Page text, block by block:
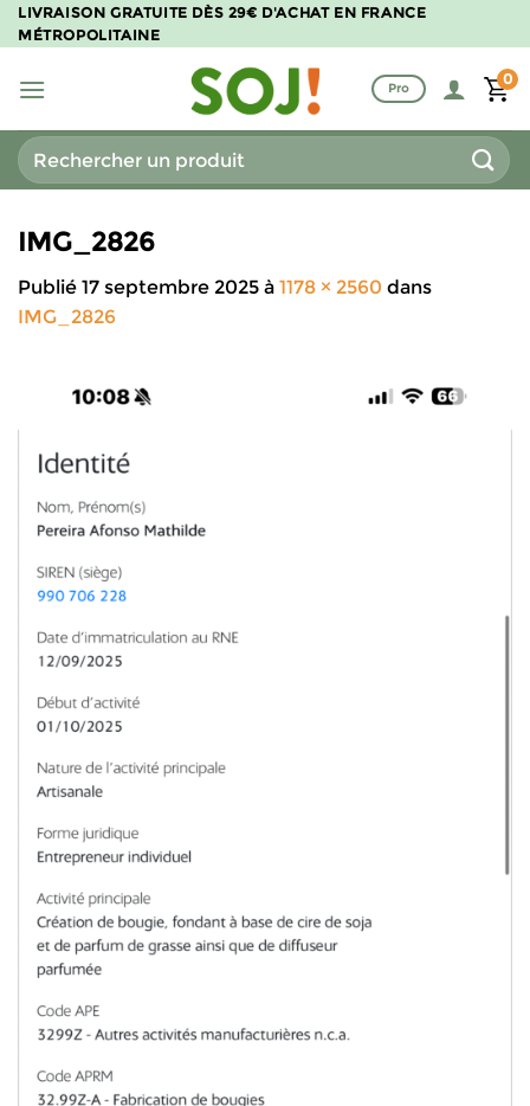
Passer
au
LIVRAISON GRATUITE DÈS 29€ D'ACHAT EN FRANCE
MÉTROPOLITAINE
Pro
0
Recherche
pour :
IMG_2826
Publié 17 septembre 2025 à 1178 × 2560 dans
IMG_2826